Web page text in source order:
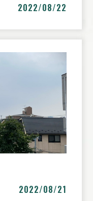
2022/08/22
2022/08/21